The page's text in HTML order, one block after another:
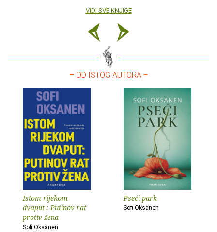
VIDI SVE KNJIGE
– OD ISTOG AUTORA –
Istom rijekom
dvaput : Putinov rat
protiv žena
Sofi Oksanen
Pseći park
Sofi Oksanen